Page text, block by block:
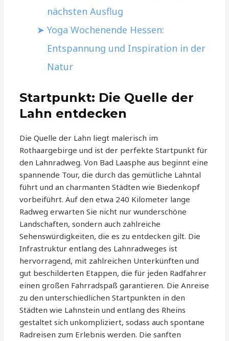
nächsten Ausflug
Yoga Wochenende Hessen:
Entspannung und Inspiration in der
Natur
Startpunkt: Die Quelle der
Lahn entdecken
Die Quelle der Lahn liegt malerisch im
Rothaargebirge und ist der perfekte Startpunkt für
den Lahnradweg. Von Bad Laasphe aus beginnt eine
spannende Tour, die durch das gemütliche Lahntal
führt und an charmanten Städten wie Biedenkopf
vorbeiführt. Auf den etwa 240 Kilometer lange
Radweg erwarten Sie nicht nur wunderschöne
Landschaften, sondern auch zahlreiche
Sehenswürdigkeiten, die es zu entdecken gilt. Die
Infrastruktur entlang des Lahnradweges ist
hervorragend, mit zahlreichen Unterkünften und
gut beschilderten Etappen, die für jeden Radfahrer
einen großen Fahrradspaß garantieren. Die Anreise
zu den unterschiedlichen Startpunkten in den
Städten wie Lahnstein und entlang des Rheins
gestaltet sich unkompliziert, sodass auch spontane
Radreisen zum Erlebnis werden. Die sanften